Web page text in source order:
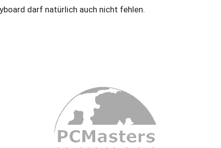
darf natürlich auch nicht fehlen.